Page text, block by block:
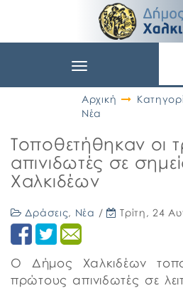
Toggle
Αρχική
Νέα
Τοποθετήθηκαν οι
απινιδωτές σε
Χαλκιδέων
Δράσεις, Νέα / Τρίτη, 24
Ο Δήμος Χαλκιδέων
πρώτους απινιδωτές σε